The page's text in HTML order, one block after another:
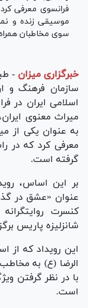
فرانسوی معرفی
موسیقی زنده و
سوی مخاطبان
خبرگزاری میزان -
سازمان فرهنگ و
اسلامی ایران در
میراث معنوی
به عنوان یکی از
معرفی کرد که در
گرفته است.
بر این اساس،
عنوان «عشق در
کنسرت
شانزلیزه پاریس
این رویداد که
الرضا (ع) به
با در نظر گرفتن
است.